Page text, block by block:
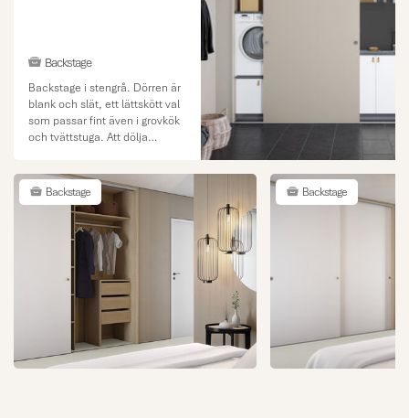
Backstage
Backstage i stengrå. Dörren är
blank och slät, ett lättskött val
som passar fint även i grovkök
och tvättstuga. Att dölja
öga och öra. Den vägghängda
öppna hyllan Showoff från
Ballingslöv Bad är en smart
anpassningsbar
inredningsdetalj, här
tillsammans med skåp från
kökssortimentet vilket skapar
skräddarsydda möjligheter.
Backstage Backstage